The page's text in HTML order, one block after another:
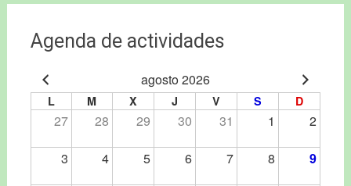
Agenda de actividades
agosto 2026
L M X J V S D
27 28 29 30 31 1 2
3 4 5 6 7 8 9